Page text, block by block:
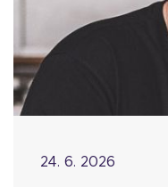
24. 6. 2026